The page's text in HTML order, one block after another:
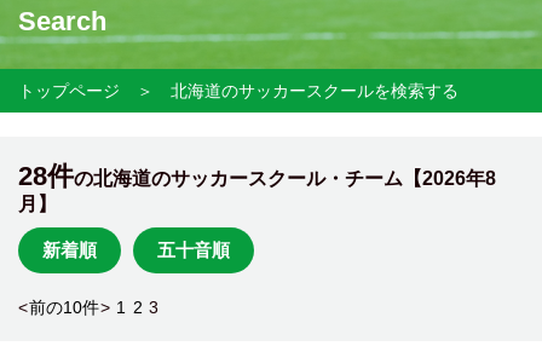
Search
トップページ ＞ 北海道のサッカースクールを検索する
28件の北海道のサッカースクール・チーム【2026年8
月】
新着順 五十音順
<前の10件> 1 2 3